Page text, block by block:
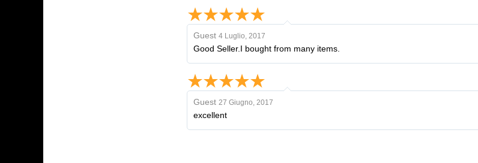
Guest 4 Luglio, 2017
Good Seller.I bought from many items.
Guest 27 Giugno, 2017
excellent